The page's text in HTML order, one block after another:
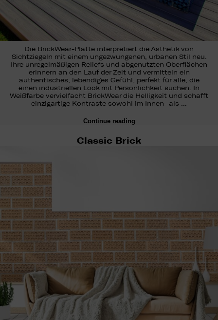
Die BrickWear-Platte interpretiert die Ästhetik von
Sichtziegeln mit einem ungezwungenen, urbanen Stil neu.
Ihre unregelmäßigen Reliefs und abgenutzten Oberflächen
erinnern an den Lauf der Zeit und vermitteln ein
authentisches, lebendiges Gefühl, perfekt für alle, die
einen industriellen Look mit Persönlichkeit suchen. In
Weißfarbe vervielfacht BrickWear die Helligkeit und schafft
einzigartige Kontraste sowohl im Innen- als …
Continue reading
Classic Brick